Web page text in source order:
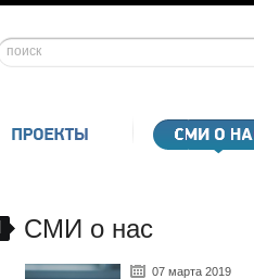
СМИ о нас
07 марта 2019